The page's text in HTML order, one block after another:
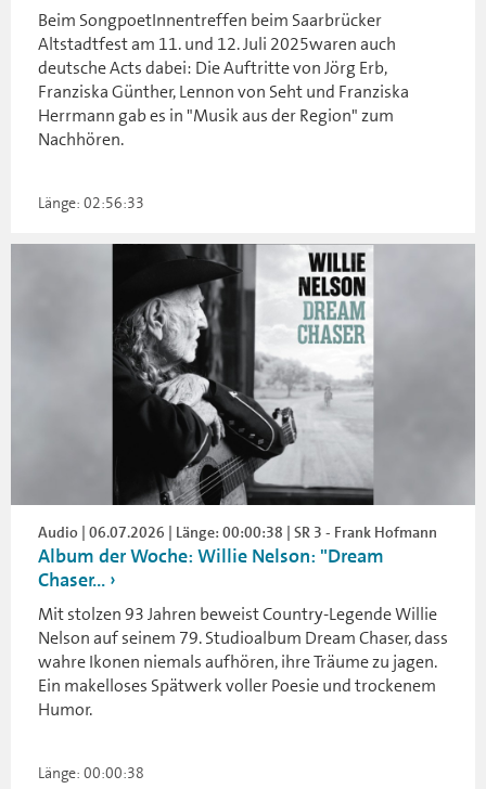
Beim SongpoetInnentreffen beim Saarbrücker
Altstadtfest am 11. und 12. Juli 2025waren auch
deutsche Acts dabei: Die Auftritte von Jörg Erb,
Franziska Günther, Lennon von Seht und Franziska
Herrmann gab es in "Musik aus der Region" zum
Nachhören.
Länge: 02:56:33
Audio | 06.07.2026 | Länge: 00:00:38 | SR 3 - Frank Hofmann
Album der Woche: Willie Nelson: "Dream
Chaser...
Mit stolzen 93 Jahren beweist Country-Legende Willie
Nelson auf seinem 79. Studioalbum Dream Chaser, dass
wahre Ikonen niemals aufhören, ihre Träume zu jagen.
Ein makelloses Spätwerk voller Poesie und trockenem
Humor.
Länge: 00:00:38